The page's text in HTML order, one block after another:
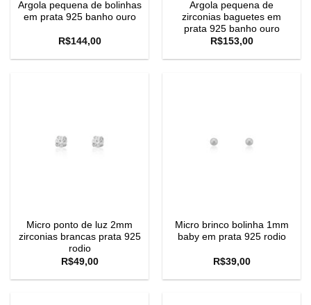
Argola pequena de bolinhas
em prata 925 banho ouro
R$144,00
Argola pequena de
zirconias baguetes em
prata 925 banho ouro
R$153,00
Micro ponto de luz 2mm
zirconias brancas prata 925
rodio
R$49,00
Micro brinco bolinha 1mm
baby em prata 925 rodio
R$39,00